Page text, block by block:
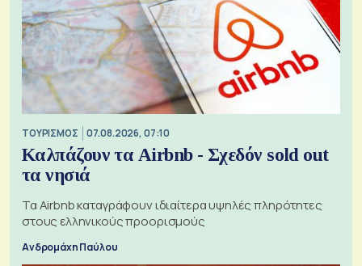
ΤΟΥΡΙΣΜΟΣ 07.08.2026, 07:10
Καλπάζουν τα Airbnb - Σχεδόν sold out
τα νησιά
Τα Airbnb καταγράφουν ιδιαίτερα υψηλές πληρότητες
στους ελληνικούς προορισμούς
Ανδρομάχη Παύλου